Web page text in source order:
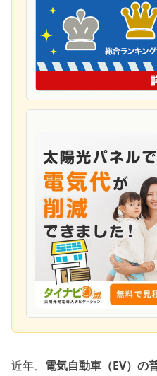
近年、 電気自動車（EV）の